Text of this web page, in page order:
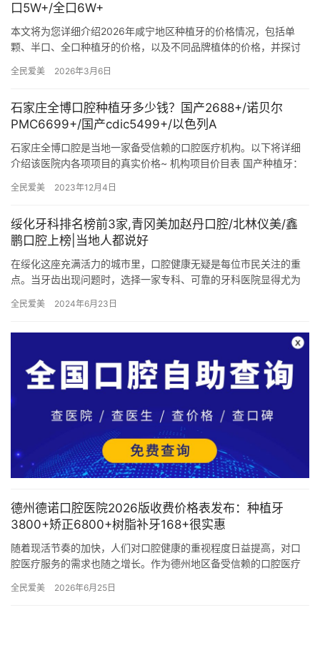
口5W+/全口6W+
本文将为您详细介绍2026年咸宁地区种植牙的价格情况，包括单
颗、半口、全口种植牙的价格，以及不同品牌植体的价格，并探讨
用。 …
全民爱美 2026年3月6日
石家庄全博口腔种植牙多少钱？国产2688+/诺贝尔
PMC6699+/国产cdic5499+/以色列A
石家庄全博口腔是当地一家备受信赖的口腔医疗机构。以下将详细
介绍该医院内各项项目的真实价格~ 机构项目价目表 国产种植牙：
全民爱美 2023年12月4日
绥化牙科排名榜前3家,青冈美加赵丹口腔/北林仪美/鑫
鹏口腔上榜|当地人都说好
在绥化这座充满活力的城市里，口腔健康无疑是每位市民关注的重
点。当牙齿出现问题时，选择一家专科、可靠的牙科医院显得尤为
排名前…
全民爱美 2024年6月23日
德州德诺口腔医院2026版收费价格表发布：种植牙
3800+矫正6800+树脂补牙168+很实惠
随着现活节奏的加快，人们对口腔健康的重视程度日益提高，对口
腔医疗服务的需求也随之增长。作为德州地区备受信赖的口腔医疗
口腔医…
全民爱美 2026年6月25日